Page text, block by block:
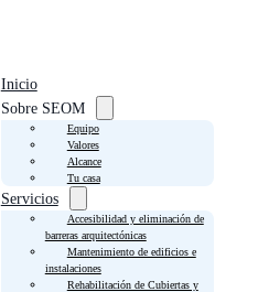
Inicio
Sobre SEOM
Equipo
Valores
Alcance
Tu casa
Servicios
Accesibilidad y eliminación de
barreras arquitectónicas
Mantenimiento de edificios e
instalaciones
Rehabilitación de Cubiertas y